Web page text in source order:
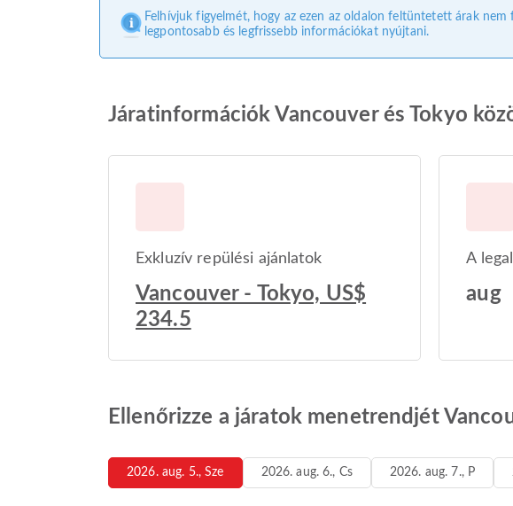
Felhívjuk figyelmét, hogy az ezen az oldalon feltüntetett árak
legpontosabb és legfrissebb információkat nyújtani.
Járatinformációk Vancouver és Tokyo
Exkluzív repülési ajánlatok
Vancouver - Tokyo, US$
234.5
A
aug
Ellenőrizze a járatok menetrendjét
2026. aug. 5., Sze 2026. aug. 6., Cs 2026. aug. 7., P